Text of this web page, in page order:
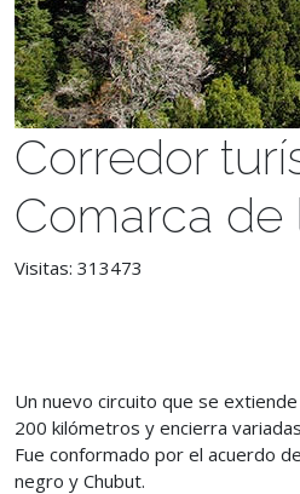
Corredor
Comarca de
Visitas: 313473
Un nuevo circuito que se
200 kilómetros y encierra
Fue conformado por el acuerdo
negro y Chubut.